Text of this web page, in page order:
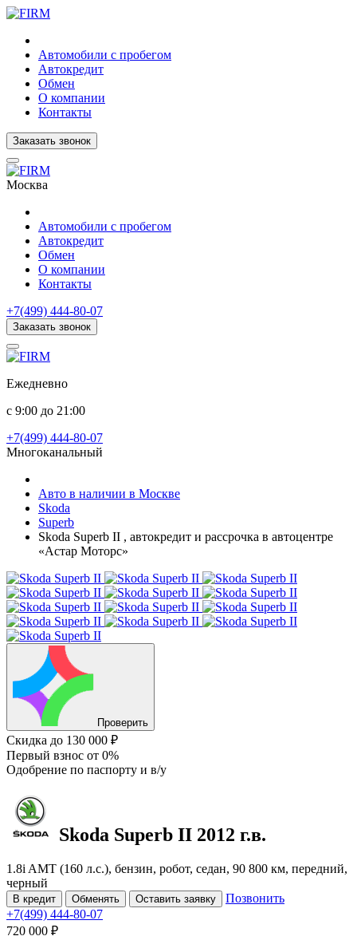
Автомобили с пробегом
Автокредит
Обмен
О компании
Контакты
Заказать звонок
Москва
Автомобили с пробегом
Автокредит
Обмен
О компании
Контакты
+7(499) 444-80-07
Заказать звонок
Ежедневно
с 9:00 до 21:00
+7(499) 444-80-07
Многоканальный
Авто в наличии в Москве
Skoda
Superb
Skoda Superb II , автокредит и рассрочка в автоцентре
«Астар Моторс»
Проверить
Скидка до 130 000 ₽
Первый взнос от 0%
Одобрение по паспорту и в/у
Skoda Superb II 2012 г.в.
1.8i AMT (160 л.с.), бензин, робот, седан, 90 800 км, передний,
черный
В кредит Обменять Оставить заявку
Позвонить
+7(499) 444-80-07
720 000 ₽